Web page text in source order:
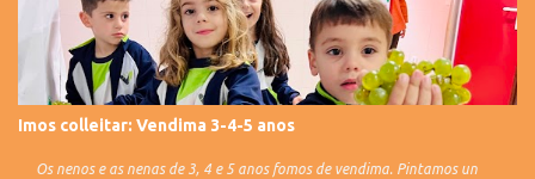
Imos colleitar: Vendima 3-4-5 anos
Os nenos e as nenas de 3, 4 e 5 anos fomos de vendima. Pintamos un